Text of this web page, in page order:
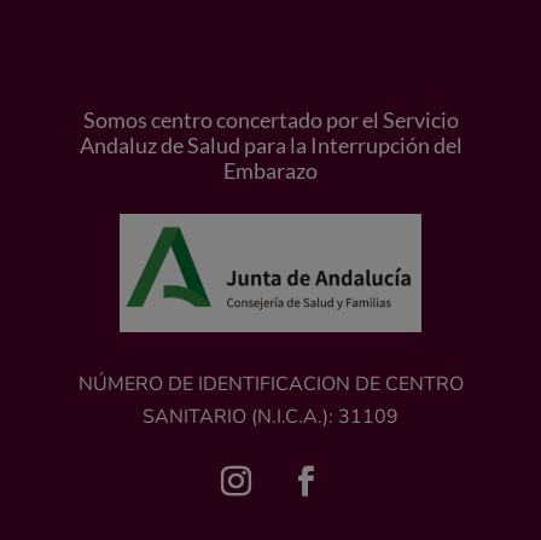
Somos centro concertado por el Servicio
Andaluz de Salud para la Interrupción del
Embarazo
NÚMERO DE IDENTIFICACION DE CENTRO
SANITARIO (N.I.C.A.): 31109